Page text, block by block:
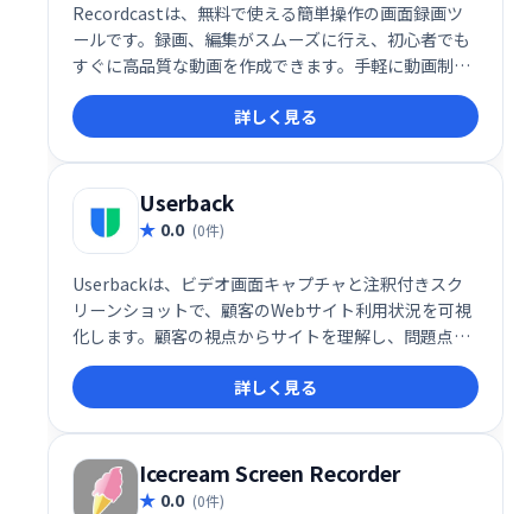
Recordcastは、無料で使える簡単操作の画面録画ツ
ールです。録画、編集がスムーズに行え、初心者でも
すぐに高品質な動画を作成できます。手軽に動画制作
を始めたい方におすすめです。
詳しく見る
Userback
0.0 (0件)
Userbackは、ビデオ画面キャプチャと注釈付きスク
リーンショットで、顧客のWebサイト利用状況を可視
化します。顧客の視点からサイトを理解し、問題点を
迅速に特定、改善することで、より良い製品開発を支
援します。時間を節約し、効率的な開発プロセスを実
現します。
詳しく見る
Icecream Screen Recorder
0.0 (0件)